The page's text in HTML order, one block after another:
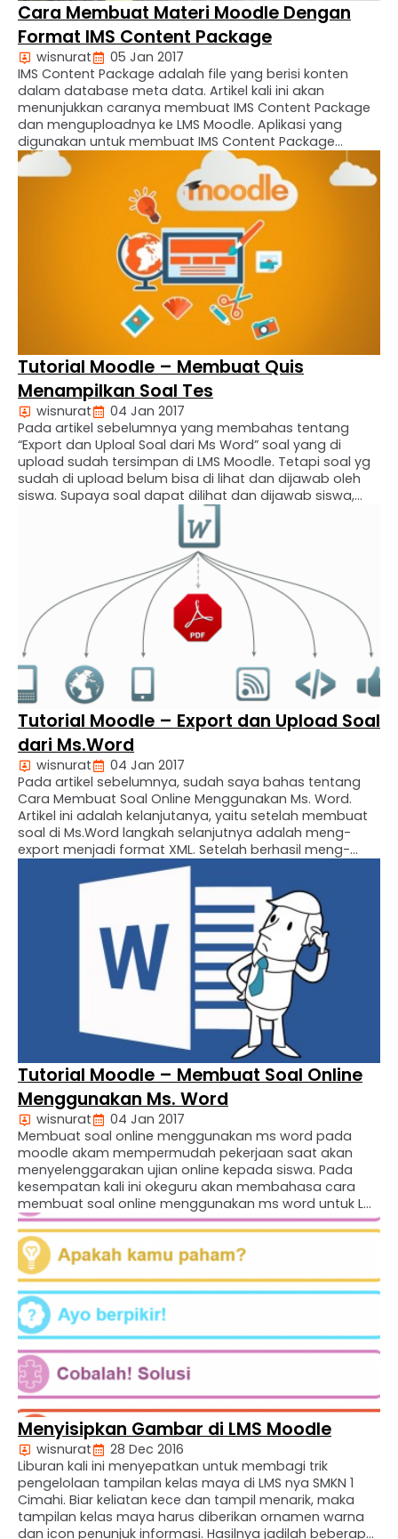
Cara Membuat Materi Moodle Dengan
Format IMS Content Package
wisnurat
05 Jan 2017
IMS Content Package adalah file yang berisi konten
dalam database meta data. Artikel kali ini akan
menunjukkan caranya membuat IMS Content Package
dan menguploadnya ke LMS Moodle. Aplikasi yang
digunakan untuk membuat IMS Content Package
adalah exelearning yang dapat diunduh di
exelearning.net/downloads. Oke langsung aja caranya
kita simak video di bawah ini !
Tutorial Moodle – Membuat Quis
Menampilkan Soal Tes
wisnurat
04 Jan 2017
Pada artikel sebelumnya yang membahas tentang
“Export dan Uploal Soal dari Ms Word” soal yang di
upload sudah tersimpan di LMS Moodle. Tetapi soal yg
sudah di upload belum bisa di lihat dan dijawab oleh
siswa. Supaya soal dapat dilihat dan dijawab siswa,
ada pada menu “Add an activity”. …
Tutorial Moodle – Export dan Upload Soal
dari Ms.Word
wisnurat
04 Jan 2017
Pada artikel sebelumnya, sudah saya bahas tentang
Cara Membuat Soal Online Menggunakan Ms. Word.
Artikel ini adalah kelanjutanya, yaitu setelah membuat
soal di Ms.Word langkah selanjutnya adalah meng-
export menjadi format XML. Setelah berhasil meng-
export menjadi format XML, file hasil format di upload di
LMS Moodle dengan memilih formal XML Moodle. Untuk
Tutorial Moodle – Membuat Soal Online
Menggunakan Ms. Word
wisnurat
04 Jan 2017
Membuat soal online menggunakan ms word pada
moodle akam mempermudah pekerjaan saat akan
menyelenggarakan ujian online kepada siswa. Pada
kesempatan kali ini okeguru akan membahasa cara
membuat soal online menggunakan ms word untuk LM
Moodle. Membuat Soal Online Menggunakan Ms Word
Sebelum membahas “Cara Membuat Soal Online
Menggunakan Ms.Word”. Silahkan download dahulu
template file DOC …
Menyisipkan Gambar di LMS Moodle
wisnurat
28 Dec 2016
Liburan kali ini menyepatkan untuk membagi trik
pengelolaan tampilan kelas maya di LMS nya SMKN 1
Cimahi. Biar keliatan kece dan tampil menarik, maka
tampilan kelas maya harus diberikan ornamen warna
dan icon penunjuk informasi. Hasilnya jadilah beberapa